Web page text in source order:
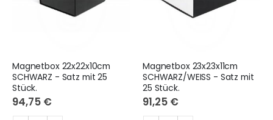
Magnetbox 22x22x10cm
SCHWARZ - Satz mit 25
Stück.
94,75 €
Magnetbox 23x23x11cm
SCHWARZ/WEISS - Satz mit
25 Stück.
91,25 €